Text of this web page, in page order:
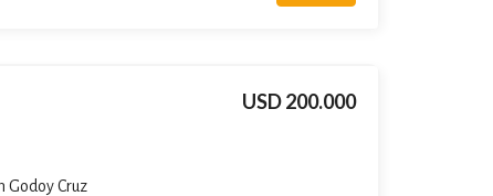
Godoy Cruz
USD 200.000